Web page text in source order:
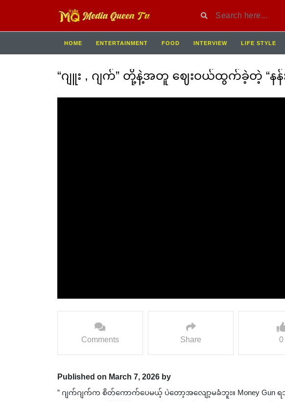
HOME ENTERTAINMENT FOOD INTERVIEW LIFE STYLE
“ဂျူး , ဂျက်” တို့နဲ့အတူ ဈေးဝယ်ထွက်ခဲ့တဲ့ “နန်
Comments Share 0
Published on March 7, 2026 by
” ဂျက်ဂျက်က ‌‌‌‌‌‌‌‌‌‌‌‌‌‌‌‌‌‌‌‌‌‌‌‌‌‌‌‌‌‌‌‌‌‌‌‌‌‌စိတ်ကောက်ပေမယ့် ပဲတော့အလျော့မခံဘူး။ Money Gun ရ‌‌သွ